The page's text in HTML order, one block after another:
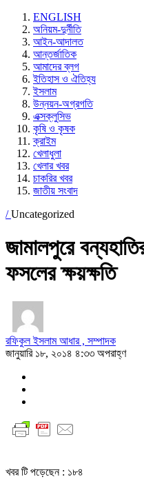
ENGLISH
অনিয়ম-দুর্নীতি
আইন-আদালত
আন্তর্জাতিক
আমাদের ব্লগ
ইতিহাস ও ঐতিহ্য
ইসলাম
উন্নয়ন-অগ্রগতি
এক্সক্লুসিভ
কৃষি ও কৃষক
ক্রাইম
খেলাধুলা
খেলার খবর
চাকরির খবর
জাতীয় সংবাদ
/Uncategorized
জামালপুরে
ফসলের ক্ষয়ক্ষতি
রফিকুল ইসলাম আধার , সম্পাদক
জানুয়ারি ১৮, ২০১৪ ৪:৩৩ অপরাহ্ণ
খবর টি পড়েছেন : ১৮৪